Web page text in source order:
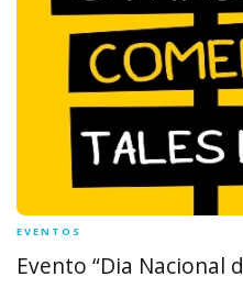
EVENTOS
Evento “Dia Nacional